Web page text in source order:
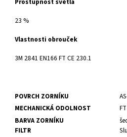
23 %
Vlastnosti obrouček
3M 2841 EN166 FT CE 230.1
POVRCH ZORNÍKU
MECHANICKÁ ODOLNOST
BARVA ZORNÍKU
FILTR